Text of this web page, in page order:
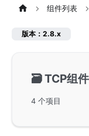
组件列表
版本：2.8.x
🗃️TCP组件
4 个项目